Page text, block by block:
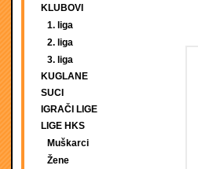
KLUBOVI
1. liga
2. liga
3. liga
KUGLANE
SUCI
IGRAČI LIGE
LIGE HKS
Muškarci
Žene